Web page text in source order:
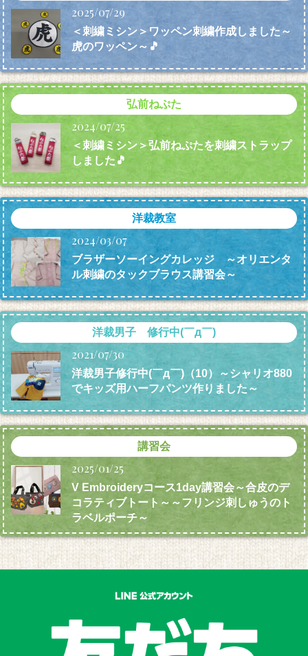
2025/07/29
＜刺繍ミシン＞ワッペン刺繍作成しました～
虎のワッペン～🎵
弘前ねぷた
2024/07/25
＜刺繍ミシン＞弘前ねぷたを刺繍ストラップ
しました🎵
洋裁教室
2024/03/07
ブラザーソーイングカレッジ ～オリエンタ
ル刺繍のタックブラウス講習会～
洋裁男子 修行中(￣д￣)
2021/07/30
洋裁男子修行中(￣д￣)（10）～シャリオ880
でキッズ用ハーフパンツ作りました～
講習会
2025/01/25
V Embroideryコース1day講習会～合皮のデ
コラティブトート～～フリンジ刺しゅうのト
ラベルポーチ～